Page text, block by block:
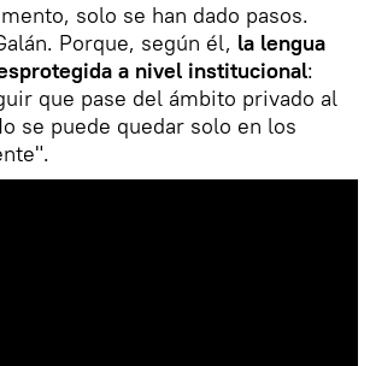
solo se han dado pasos.
Porque, según él, la lengua
a nivel institucional:
que pase del ámbito privado al
se puede quedar solo en los